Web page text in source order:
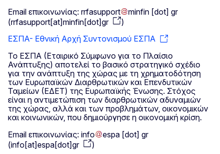
Email επικοινωνίας: rrfasupport minfin [dot] gr
(rrfasupport[at]minfin[dot]gr
)
ΕΣΠΑ- Εθνική Αρχή Συντονισμού ΕΣΠΑ
Το ΕΣΠΑ (Εταιρικό Σύμφωνο για το Πλαίσιο
Ανάπτυξης) αποτελεί το βασικό στρατηγικό σχέδιο
για την ανάπτυξη της χώρας με τη χρηματοδότηση
των Ευρωπαϊκών Διαρθρωτικών και Επενδυτικών
Ταμείων (ΕΔΕΤ) της Ευρωπαϊκής Ένωσης. Στόχος
είναι η αντιμετώπιση των διαρθρωτικών αδυναμιών
της χώρας, αλλά και των προβλημάτων, οικονομικών
και κοινωνικών, που δημιούργησε η οικονομική κρίση.
Email επικοινωνίας: info espa [dot] gr
(info[at]espa[dot]gr
)